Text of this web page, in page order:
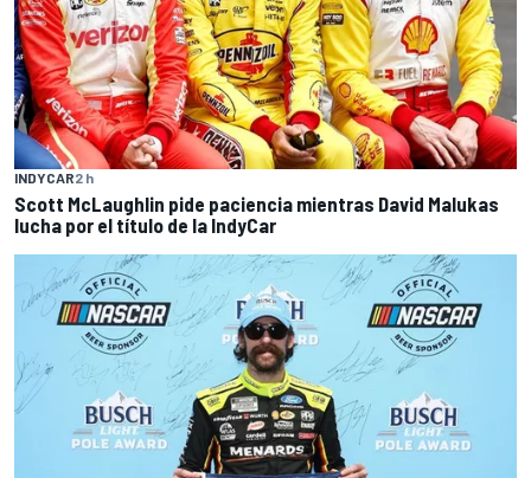
INDYCAR2 h
Scott McLaughlin pide paciencia mientras David Malukas
lucha por el título de la IndyCar